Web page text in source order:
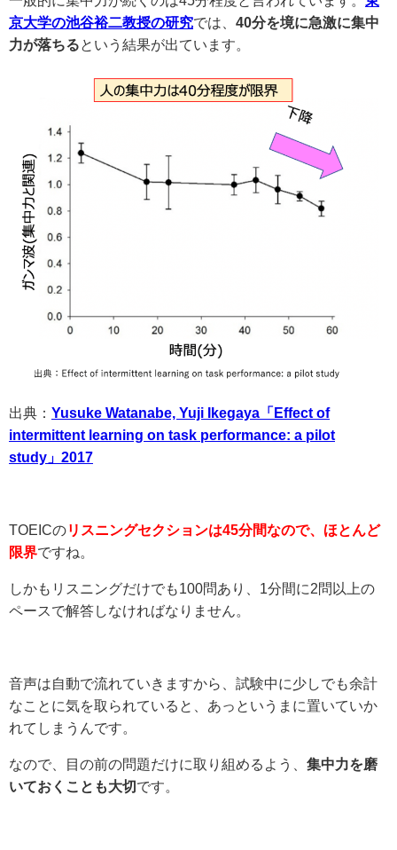
京大学の池谷裕二教授の研究では、 40分を境に急激に集中
力が落ちる という結果が出ています。
出典： Yusuke Watanabe, Yuji Ikegaya「Effect of
intermittent learning on task performance: a pilot
study」2017
TOEICのリスニングセクションは45分間なので、ほとんど
限界ですね。
しかもリスニングだけでも100問あり、1分間に2問以上の
ペースで解答しなければなりません。
音声は自動で流れていきますから、試験中に少しでも余計
なことに気を取られていると、あっというまに置いていか
れてしまうんです。
なので、目の前の問題だけに取り組めるよう、 集中力を磨
いておくことも大切 です。